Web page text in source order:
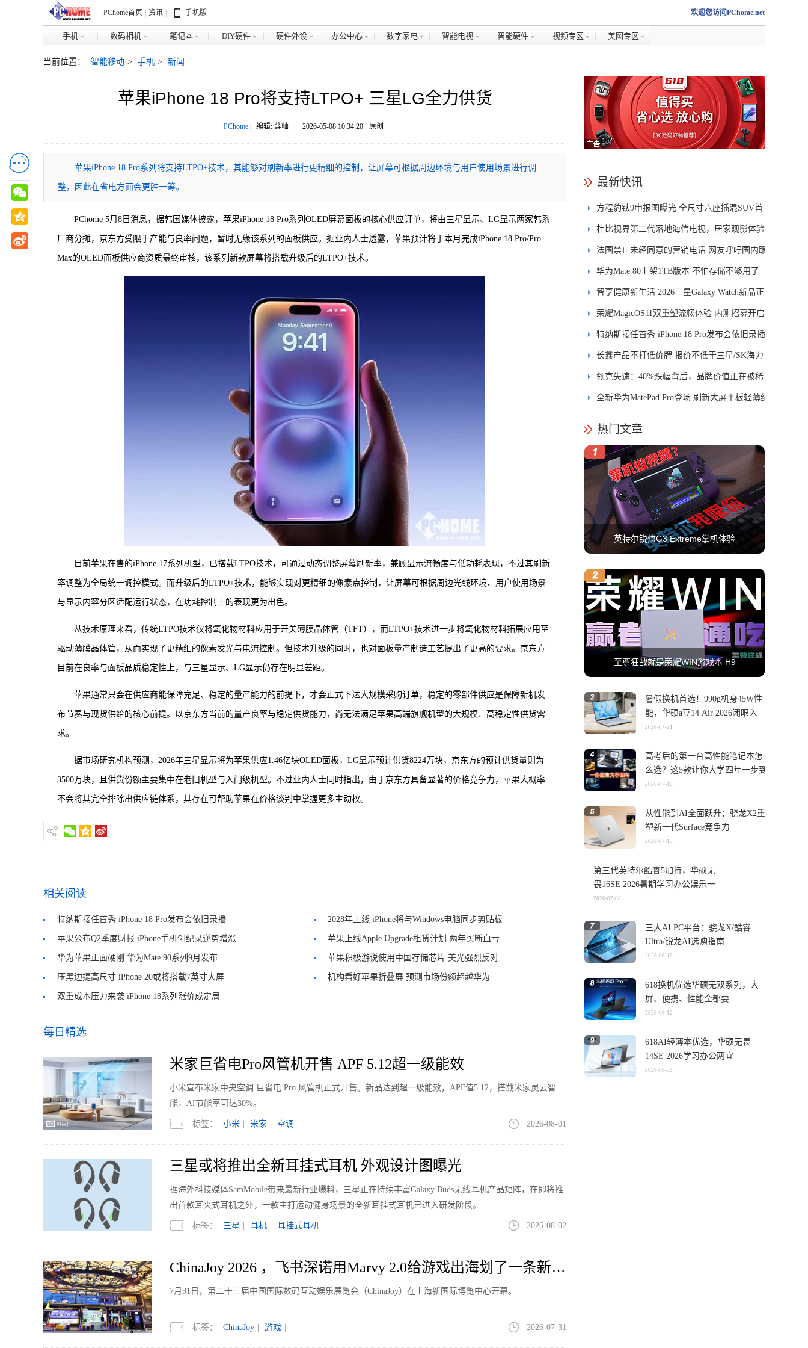
PChome首页 资讯 手机版 欢迎您访问PChome.net
手机 数码相机 笔记本 DIY硬件 硬件外设 办公中心 数字家电 智能电视 智能硬件 视频专区 美图专区
当前位置： 智能移动 > 手机 > 新闻
苹果iPhone 18 Pro将支持LTPO+ 三星LG全力供货
PChome| 编辑: 薛屾 2026-05-08 10:34:20 原创
苹果iPhone 18 Pro系列将支持LTPO+技术，其能够对刷新率进行更精细的控制，让屏幕可根据周边环境与用户使用场景进行调
整，因此在省电方面会更胜一筹。
PChome 5月8日消息，据韩国媒体披露，苹果iPhone 18 Pro系列OLED屏幕面板的核心供应订单，将由三星显示、LG显示两家韩系
厂商分摊，京东方受限于产能与良率问题，暂时无缘该系列的面板供应。据业内人士透露，苹果预计将于本月完成iPhone 18 Pro/Pro
Max的OLED面板供应商资质最终审核，该系列新款屏幕将搭载升级后的LTPO+技术。
目前苹果在售的iPhone 17系列机型，已搭载LTPO技术，可通过动态调整屏幕刷新率，兼顾显示流畅度与低功耗表现，不过其刷新
率调整为全局统一调控模式。而升级后的LTPO+技术，能够实现对更精细的像素点控制，让屏幕可根据周边光线环境、用户使用场景
与显示内容分区适配运行状态，在功耗控制上的表现更为出色。
从技术原理来看，传统LTPO技术仅将氧化物材料应用于开关薄膜晶体管（TFT），而LTPO+技术进一步将氧化物材料拓展应用至
驱动薄膜晶体管，从而实现了更精细的像素发光与电流控制。但技术升级的同时，也对面板量产制造工艺提出了更高的要求。京东方
目前在良率与面板品质稳定性上，与三星显示、LG显示仍存在明显差距。
苹果通常只会在供应商能保障充足、稳定的量产能力的前提下，才会正式下达大规模采购订单，稳定的零部件供应是保障新机发
布节奏与现货供给的核心前提。以京东方当前的量产良率与稳定供货能力，尚无法满足苹果高端旗舰机型的大规模、高稳定性供货需
求。
据市场研究机构预测，2026年三星显示将为苹果供应1.46亿块OLED面板，LG显示预计供货8224万块，京东方的预计供货量则为
3500万块，且供货份额主要集中在老旧机型与入门级机型。不过业内人士同时指出，由于京东方具备显著的价格竞争力，苹果大概率
不会将其完全排除出供应链体系，其存在可帮助苹果在价格谈判中掌握更多主动权。
相关阅读
特纳斯接任首秀 iPhone 18 Pro发布会依旧录播 2028年上线 iPhone将与Windows电脑同步剪贴板
苹果公布Q2季度财报 iPhone手机创纪录逆势增涨 苹果上线Apple Upgrade租赁计划 两年买断血亏
华为苹果正面硬刚 华为Mate 90系列9月发布 苹果积极游说使用中国存储芯片 美光强烈反对
压黑边提高尺寸 iPhone 20或将搭载7英寸大屏 机构看好苹果折叠屏 预测市场份额超越华为
双重成本压力来袭 iPhone 18系列涨价成定局
每日精选
米家巨省电Pro风管机开售 APF 5.12超一级能效
小米宣布米家中央空调 巨省电 Pro 风管机正式开售。新品达到超一级能效，APF值5.12，搭载米家灵云智
能，AI节能率可达30%。
标签： 小米 米家 空调 2026-08-01
三星或将推出全新耳挂式耳机 外观设计图曝光
据海外科技媒体SamMobile带来最新行业爆料，三星正在持续丰富Galaxy Buds无线耳机产品矩阵，在即将推
出首款耳夹式耳机之外，一款主打运动健身场景的全新耳挂式耳机已进入研发阶段。
标签： 三星 耳机 耳挂式耳机 2026-08-02
ChinaJoy 2026 ，飞书深诺用Marvy 2.0给游戏出海划了一条新航
线
7月31日，第二十三届中国国际数码互动娱乐展览会（ChinaJoy）在上海新国际博览中心开幕。
标签： ChinaJoy 游戏 2026-07-31
最新快讯
方程豹钛9申报图曝光 全尺寸六座插混SUV首
发DMS
杜比视界第二代落地海信电视，居家观影体验
能迎来哪些升级？
法国禁止未经同意的营销电话 网友呼吁国内跟
进
华为Mate 80上架1TB版本 不怕存储不够用了
智享健康新生活 2026三星Galaxy Watch新品正
式开售
荣耀MagicOS11双重塑流畅体验 内测招募开启
特纳斯接任首秀 iPhone 18 Pro发布会依旧录播
长鑫产品不打低价牌 报价不低于三星/SK海力
士
领克失速：40%跌幅背后，品牌价值正在被稀
释
全新华为MatePad Pro登场 刷新大屏平板轻薄纪
热门文章
英特尔锐炫G3 Extreme掌机体验
至尊狂战就是荣耀WIN游戏本 H9
暑假换机首选！990g机身45W性
能，华硕a豆14 Air 2026闭眼入
2026-07-21
高考后的第一台高性能笔记本怎
么选？这5款让你大学四年一步到
位
2026-07-16
从性能到AI全面跃升：骁龙X2重
塑新一代Surface竞争力
2026-07-15
第三代英特尔酷睿5加持，华硕无
畏16SE 2026暑期学习办公娱乐一
机搞定
2026-07-08
三大AI PC平台：骁龙X/酷睿
Ultra/锐龙AI选购指南
2026-06-19
618换机优选华硕无双系列，大
屏、便携、性能全都要
2026-06-12
618AI轻薄本优选，华硕无畏
14SE 2026学习办公两宜
2026-06-09